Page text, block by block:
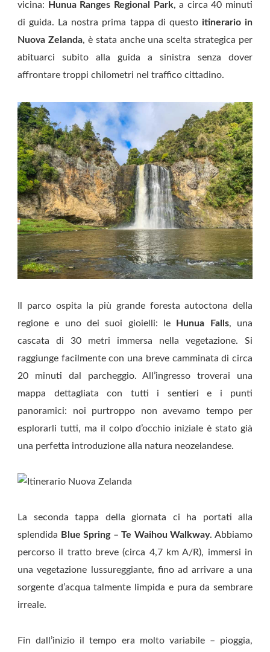
vicina:
Hunua Ranges Regional Park, a circa 40 minuti
di guida. La nostra prima tappa di questo itinerario in
Nuova Zelanda, è stata anche una scelta strategica per
abituarci subito alla guida a sinistra senza dover
affrontare troppi chilometri nel traffico cittadino.
Il parco ospita la più grande foresta autoctona della
regione e uno dei suoi gioielli: le
Hunua Falls, una
cascata di 30 metri immersa nella vegetazione. Si
raggiunge facilmente con una breve camminata di circa
20 minuti dal parcheggio. All’ingresso troverai una
mappa dettagliata con tutti i sentieri e i punti
panoramici: noi purtroppo non avevamo tempo per
esplorarli tutti, ma il colpo d’occhio iniziale è stato già
una perfetta introduzione alla natura neozelandese.
La seconda tappa della giornata ci ha portati alla
splendida Blue Spring – Te Waihou Walkway. Abbiamo
percorso il tratto breve (circa 4,7 km A/R), immersi in
una vegetazione lussureggiante, fino ad arrivare a una
sorgente d’acqua talmente limpida e pura da sembrare
irreale.
Fin dall’inizio il tempo era molto variabile – pioggia,